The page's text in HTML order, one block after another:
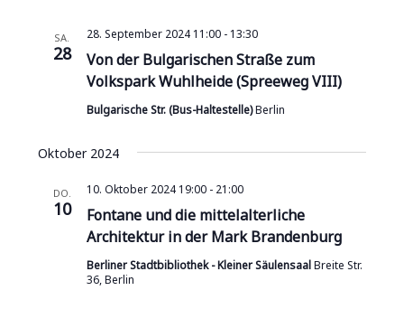
SA.
28
Von der Bulgarischen Straße zum
Volkspark Wuhlheide (Spreeweg VIII)
28. September 2024 11:00- 13:30
Bulgarische Str. (Bus-Haltestelle)Berlin
Oktober 2024
DO.
10
Fontane und die mittelalterliche
Architektur in der Mark Brandenburg
10. Oktober 2024 19:00- 21:00
Berliner Stadtbibliothek - Kleiner SäulensaalBreite Str.
36, Berlin